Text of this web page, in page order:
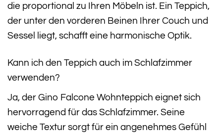
die proportional zu Ihren Möbeln ist. Ein Teppich,
der unter den vorderen Beinen Ihrer Couch und
Sessel liegt, schafft eine harmonische Optik.
Kann ich den Teppich auch im Schlafzimmer
verwenden?
Ja, der Gino Falcone Wohnteppich eignet sich
hervorragend für das Schlafzimmer. Seine
weiche Textur sorgt für ein angenehmes Gefühl